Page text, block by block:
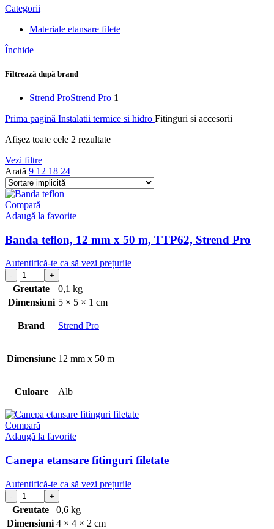
Categorii
Materiale etansare filete
Închide
Filtrează după brand
Strend ProStrend Pro 1
Prima pagină Instalatii termice si hidro Fitinguri si accesorii
Afișez toate cele 2 rezultate
Vezi filtre
Arată 9 12 18 24
Compară
Adaugă la favorite
Banda teflon, 12 mm x 50 m, TTP62, Strend Pro
Autentifică-te ca să vezi prețurile
Greutate
0,1 kg
Dimensiuni 5 × 5 × 1 cm
Brand Strend Pro
Dimensiune 12 mm x 50 m
Culoare Alb
Compară
Adaugă la favorite
Canepa etansare fitinguri filetate
Autentifică-te ca să vezi prețurile
Greutate
0,6 kg
Dimensiuni 4 × 4 × 2 cm